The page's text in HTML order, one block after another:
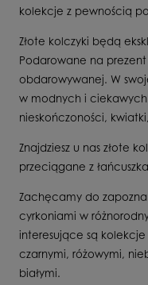
kolekcje z pewnością
Złote kolczyki będą
Podarowane na
obdarowywanej. W
w modnych i ciekawych
nieskończoności,
Znajdziesz u nas złote
przeciągane z
Zachęcamy do
cyrkoniami w
interesujące są
czarnymi, różowymi,
białymi.